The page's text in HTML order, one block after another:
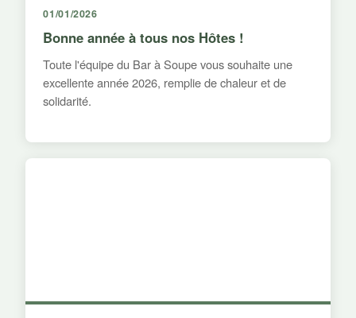
01/01/2026
Bonne année à tous nos Hôtes !
Toute l'équipe du Bar à Soupe vous souhaite une
excellente année 2026, remplie de chaleur et de
solidarité.